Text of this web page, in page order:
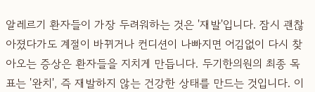
알레르기 환자들이 가장 두려워하는 것은 '재발'입니다. 잠시 괜찮
아졌다가도 계절이 바뀌거나 컨디션이 나빠지면 어김없이 다시 찾
아오는 증상은 환자들을 지치게 만듭니다. 두기한의원의 최종 목
표는 '완치', 즉 재발하지 않는 건강한 상태를 만드는 것입니다. 이